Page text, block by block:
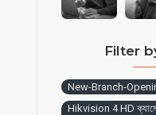
Filter
New-Branch-
Hikvision 4 HD